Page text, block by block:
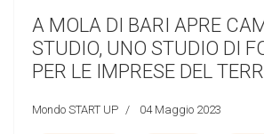
A MOLA DI BARI APRE
STUDIO, UNO STUDIO DI
PER LE IMPRESE DEL
Mondo START UP 04 Maggio 2023